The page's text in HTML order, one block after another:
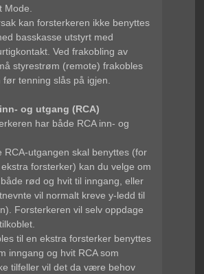
Mode.
kan forsterkeren ikke benyttes
basskasse utstyrt med
Ved frakobling av
styrestrøm (remote) frakobles
tenning slås på igjen.
og utgang (RCA)
har både RCA inn- og
RCA-utgangen skal benyttes (for
forsterker) kan du velge om
rød og hvit til inngang, eller
vil normalt kreve y-ledd til
Forsterkeren vil selv oppdage
til en ekstra forsterker benyttes
inngang og hvit RCA som
tilfeller vil det da være behov